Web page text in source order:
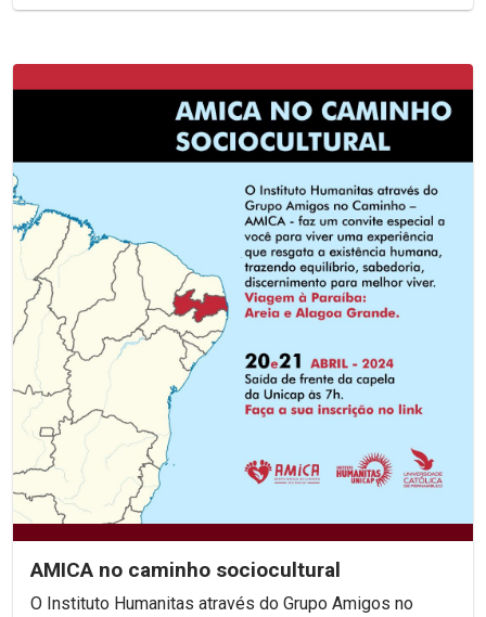
AMICA no caminho sociocultural
O Instituto Humanitas através do Grupo Amigos no